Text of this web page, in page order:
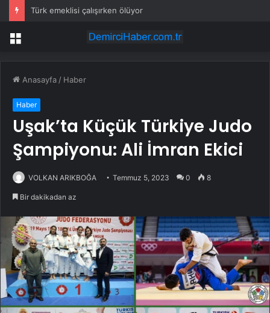
Türk emeklisi çalışırken ölüyor
Menü
Anasayfa / Haber
Haber
Uşak’ta Küçük Türkiye Judo
Şampiyonu: Ali İmran Ekici
VOLKAN ARIKBOĞA Temmuz 5, 2023 0 8
Bir dakikadan az